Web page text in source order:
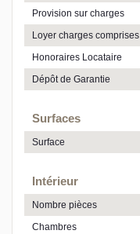
Provision sur charges
Loyer charges comprises
Honoraires Locataire
Dépôt de Garantie
Surfaces
Surface
Intérieur
Nombre pièces
Chambres